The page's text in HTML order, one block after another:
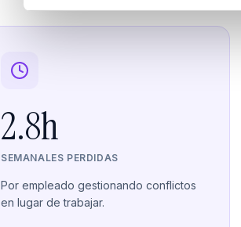
2.8h
SEMANALES PERDIDAS
Por empleado gestionando conflictos
en lugar de trabajar.